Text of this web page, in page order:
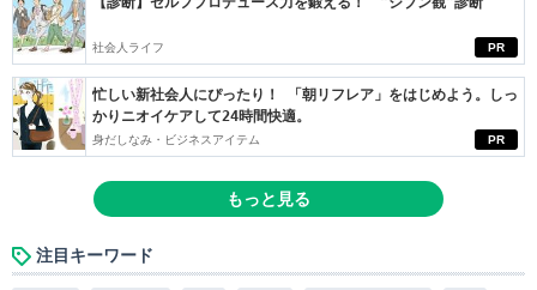
PR
社会人ライフ
PR
忙しい新社会人にぴったり！ 「朝リフレア」をはじめよう。しっ
かりニオイケアして24時間快適。
身だしなみ・ビジネスアイテム
もっと見る
注目キーワード